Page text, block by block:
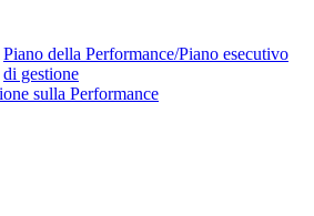
Piano della Performance/Piano esecutivo
di gestione
sulla Performance